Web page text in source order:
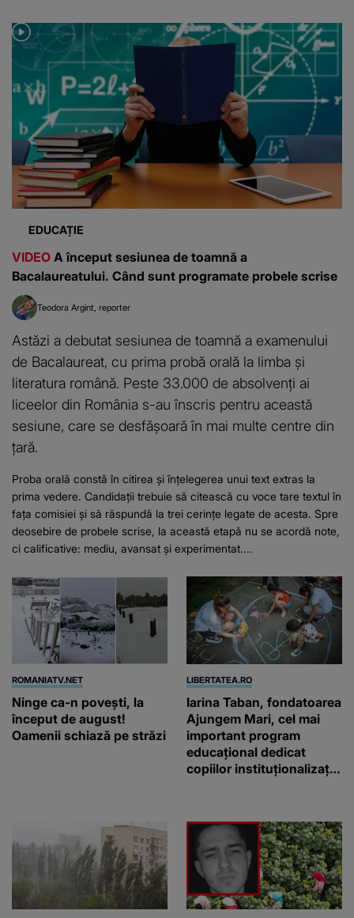
EDUCAȚIE
VIDEO A început sesiunea de toamnă a
Bacalaureatului. Când sunt programate probele scrise
Teodora Argint reporter
Astăzi a debutat sesiunea de toamnă a examenului
de Bacalaureat, cu prima probă orală la limba și
literatura română. Peste 33.000 de absolvenți ai
liceelor din România s-au înscris pentru această
sesiune, care se desfășoară în mai multe centre din
țară.
Proba orală constă în citirea și înțelegerea unui text extras la
prima vedere. Candidații trebuie să citească cu voce tare textul în
fața comisiei și să răspundă la trei cerințe legate de acesta. Spre
deosebire de probele scrise, la această etapă nu se acordă note,
ci calificative: mediu, avansat și experimentat....
ROMANIATV.NET
Ninge ca-n povești, la
început de august!
Oamenii schiază pe străzi
LIBERTATEA.RO
Iarina Taban, fondatoarea
Ajungem Mari, cel mai
important program
educațional dedicat
copiilor instituționalizați
printr-un gest
spectaculos, ci prin
faptul că revin”